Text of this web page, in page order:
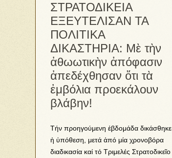
ΣΤΡΑΤΟΔΙΚΕΙΑ
ΕΞΕΥΤΕΛΙΣΑΝ ΤΑ
ΠΟΛΙΤΙΚΑ
ΔΙΚΑΣΤΗΡΙΑ: Μὲ τὴν
ἀθωωτικὴν ἀπόφασιν
ἀπεδέχθησαν ὅτι τὰ
ἐμβόλια προεκάλουν
βλάβην!
Τήν προηγούμενη ἑβδομάδα δικάσθηκε
ἡ ὑπόθεση, μετά ἀπό μία χρονοβόρα
διαδικασία καί τό Τριμελές Στρατοδικεῖο